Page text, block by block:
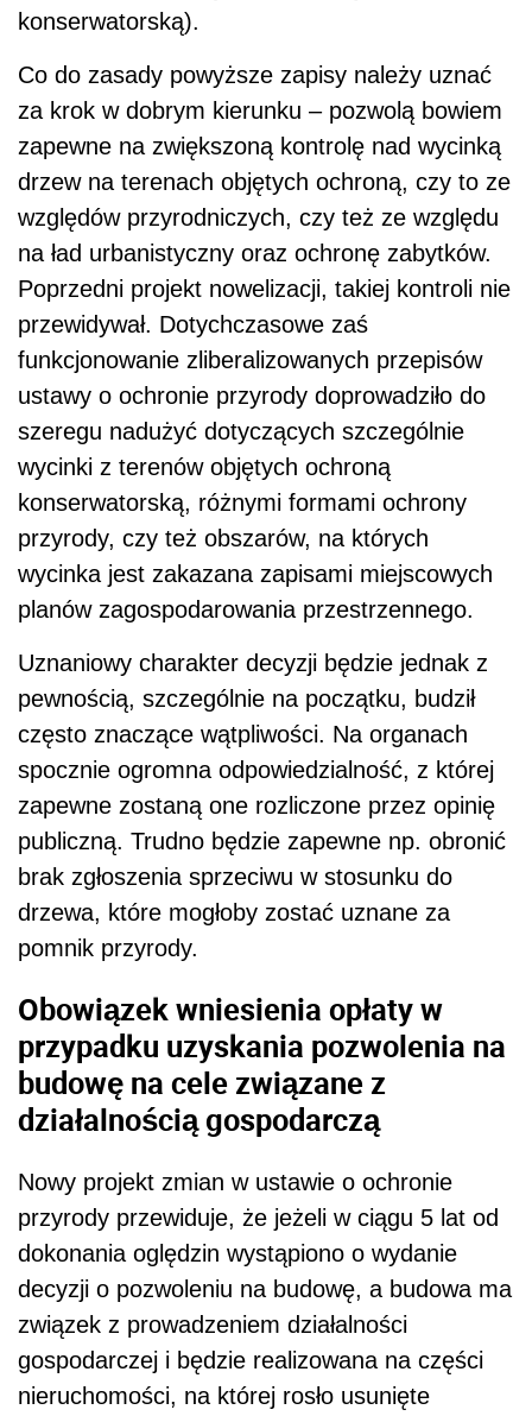
konserwatorską).
Co do zasady powyższe zapisy należy uznać
za krok w dobrym kierunku – pozwolą bowiem
zapewne na zwiększoną kontrolę nad wycinką
drzew na terenach objętych ochroną, czy to ze
względów przyrodniczych, czy też ze względu
na ład urbanistyczny oraz ochronę zabytków.
Poprzedni projekt nowelizacji, takiej kontroli nie
przewidywał. Dotychczasowe zaś
funkcjonowanie zliberalizowanych przepisów
ustawy o ochronie przyrody doprowadziło do
szeregu nadużyć dotyczących szczególnie
wycinki z terenów objętych ochroną
konserwatorską, różnymi formami ochrony
przyrody, czy też obszarów, na których
wycinka jest zakazana zapisami miejscowych
planów zagospodarowania przestrzennego.
Uznaniowy charakter decyzji będzie jednak z
pewnością, szczególnie na początku, budził
często znaczące wątpliwości. Na organach
spocznie ogromna odpowiedzialność, z której
zapewne zostaną one rozliczone przez opinię
publiczną. Trudno będzie zapewne np. obronić
brak zgłoszenia sprzeciwu w stosunku do
drzewa, które mogłoby zostać uznane za
pomnik przyrody.
Obowiązek wniesienia opłaty w
przypadku uzyskania pozwolenia na
budowę na cele związane z
działalnością gospodarczą
Nowy projekt zmian w ustawie o ochronie
przyrody przewiduje, że jeżeli w ciągu 5 lat od
dokonania oględzin wystąpiono o wydanie
decyzji o pozwoleniu na budowę, a budowa ma
związek z prowadzeniem działalności
gospodarczej i będzie realizowana na części
nieruchomości, na której rosło usunięte